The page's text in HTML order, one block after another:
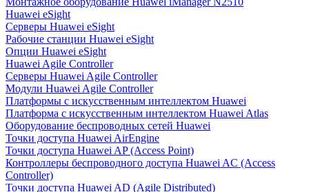
Huawei eSight
Серверы Huawei eSight
Рабочие станции Huawei eSight
Опции Huawei eSight
Huawei Agile Controller
Серверы Huawei Agile Controller
Модули Huawei Agile Controller
Платформы с искусственным интеллектом Huawei
Платформа с искусственным интеллектом Huawei Atlas
Оборудование беспроводных сетей Huawei
Точки доступа Huawei AirEngine
Точки доступа Huawei AP (Access Point)
Контроллеры беспроводного доступа Huawei AC (Access
Controller)
Точки доступа Huawei AD (Agile Distributed)